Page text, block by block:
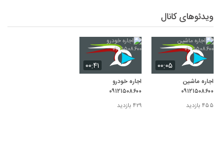
ویدئوهای کانال
۰۰:۰۵
اجاره ماشین
۰۹۱۲۱۵۰۸۶۰۰
۴۵۵ بازدید
۰۰:۴۱
اجاره خودرو
۰۹۱۲۱۵۰۸۶۰۰
۴۲۹ بازدید